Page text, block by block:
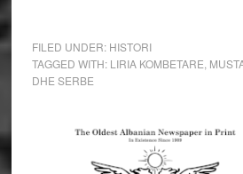
FILED UNDER: HISTORI
TAGGED WITH: LIRIA KOMBETARE
DHE SERBE